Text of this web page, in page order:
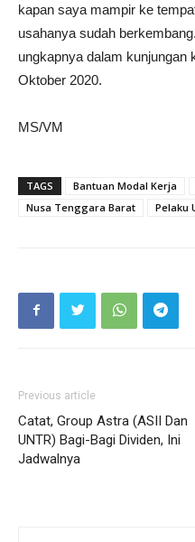
kapan saya mampir ke
usahanya sudah
ungkapnya dalam kunjungan
Oktober 2020.
MS/VM
TAGS Bantuan Modal Kerja
Nusa Tenggara Barat
Pelaku
Previous article
Catat, Group Astra (ASII Dan
UNTR) Bagi-Bagi Dividen, Ini
Jadwalnya